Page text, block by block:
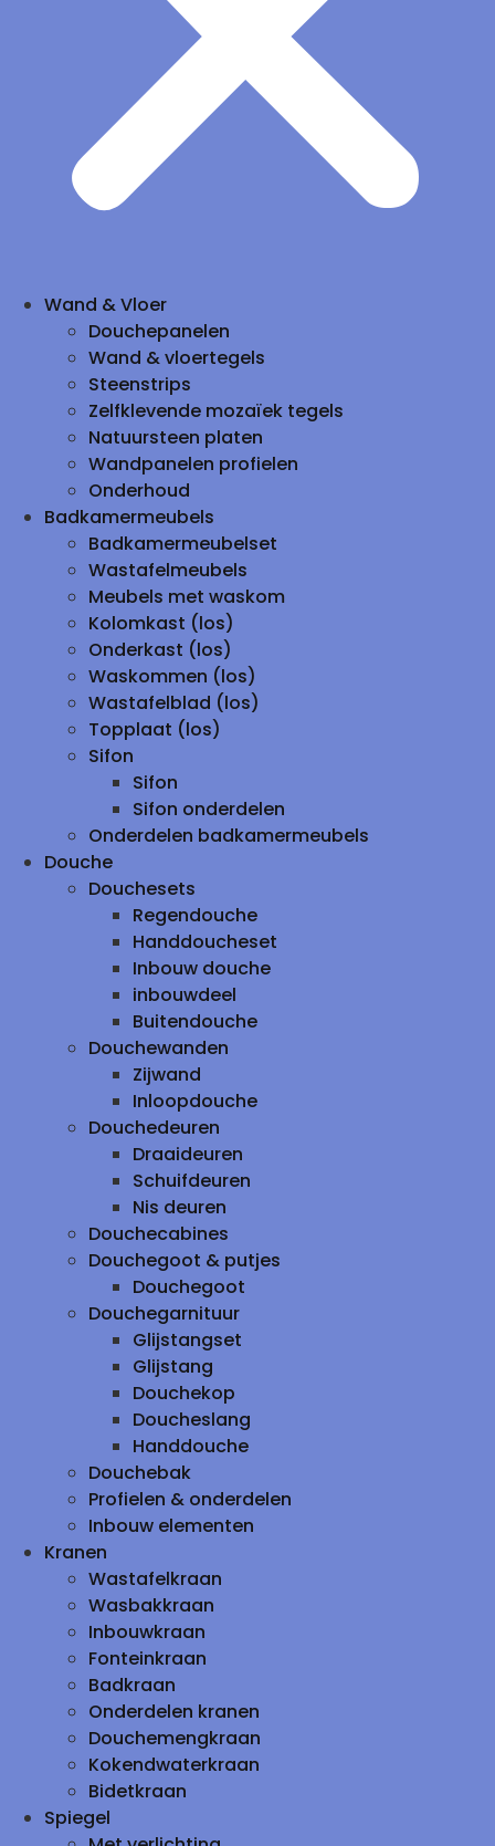
Wand & Vloer
Douchepanelen
Wand & vloertegels
Steenstrips
Zelfklevende mozaïek tegels
Natuursteen platen
Wandpanelen profielen
Onderhoud
Badkamermeubels
Badkamermeubelset
Wastafelmeubels
Meubels met waskom
Kolomkast (los)
Onderkast (los)
Waskommen (los)
Wastafelblad (los)
Topplaat (los)
Sifon
Sifon
Sifon onderdelen
Onderdelen badkamermeubels
Douche
Douchesets
Regendouche
Handdoucheset
Inbouw douche
inbouwdeel
Buitendouche
Douchewanden
Zijwand
Inloopdouche
Douchedeuren
Draaideuren
Schuifdeuren
Nis deuren
Douchecabines
Douchegoot & putjes
Douchegoot
Douchegarnituur
Glijstangset
Glijstang
Douchekop
Doucheslang
Handdouche
Douchebak
Profielen & onderdelen
Inbouw elementen
Kranen
Wastafelkraan
Wasbakkraan
Inbouwkraan
Fonteinkraan
Badkraan
Onderdelen kranen
Douchemengkraan
Kokendwaterkraan
Bidetkraan
Spiegel